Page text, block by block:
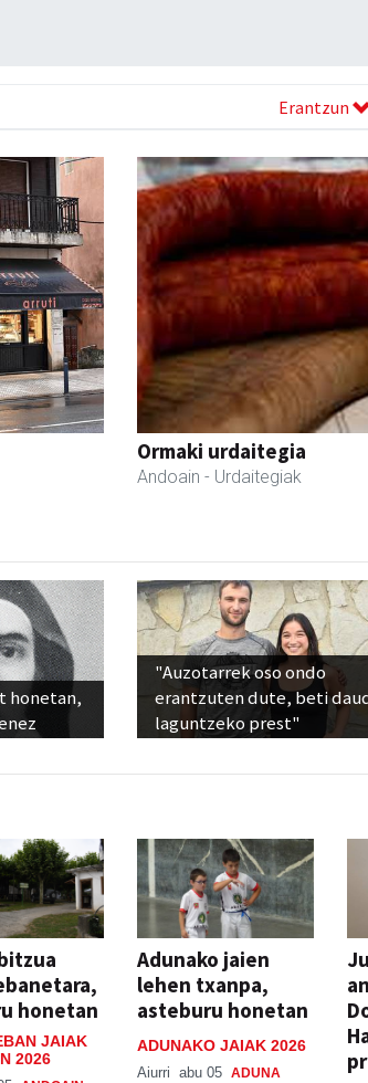
Erantzun
Ormaki urdaitegia
Andoain - Urdaitegiak
honetan,
"Auzotarrek oso ondo
erantzuten dute, beti
laguntzeko prest"
honetan
JAIAK
2026
Adunako jaien
lehen txanpa,
asteburu honetan
ADUNAKO JAIAK 2026
Aiurri abu 05 ADUNA